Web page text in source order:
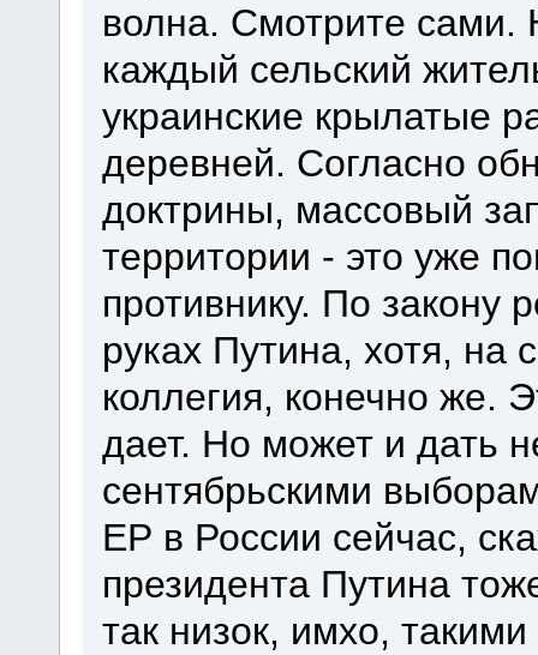
волна. Смотрите сами.
каждый сельский
украинские крылатые
деревней. Согласно
доктрины, массовый
территории - это уже
противнику. По закону
руках Путина, хотя,
коллегия, конечно же.
дает. Но может и дать
сентябрьскими
ЕР в России сейчас,
президента Путина
так низок, имхо,